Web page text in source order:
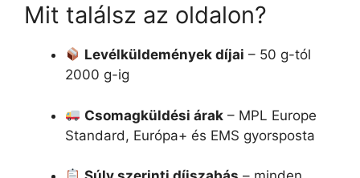
Mit találsz az oldalon?
Levélküldemények díjai – 50 g-tól
2000 g-ig
Csomagküldési árak – MPL Europe
Standard, Európa+ és EMS gyorsposta